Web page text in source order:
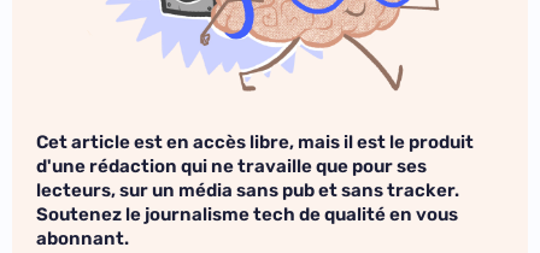
Cet article est en accès libre, mais il est le produit
d'une rédaction qui ne travaille que pour ses
lecteurs, sur un média sans pub et sans tracker.
Soutenez le journalisme tech de qualité en vous
abonnant.